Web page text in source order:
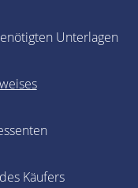
Unterlagen
Käufers